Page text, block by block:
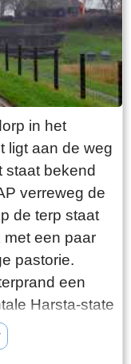
Niets is minder
Hij was
gemeentehuis
moeilijk voor te
hij de state
Misschien
geplaatst in
of iemand
voor
gebrek aan
van Slooten
staat
hij de
sloot!
in het
ligt aan de weg
staat bekend
verreweg de
de terp staat
een paar
pastorie.
een
Harsta-state
ik er op een
van deze